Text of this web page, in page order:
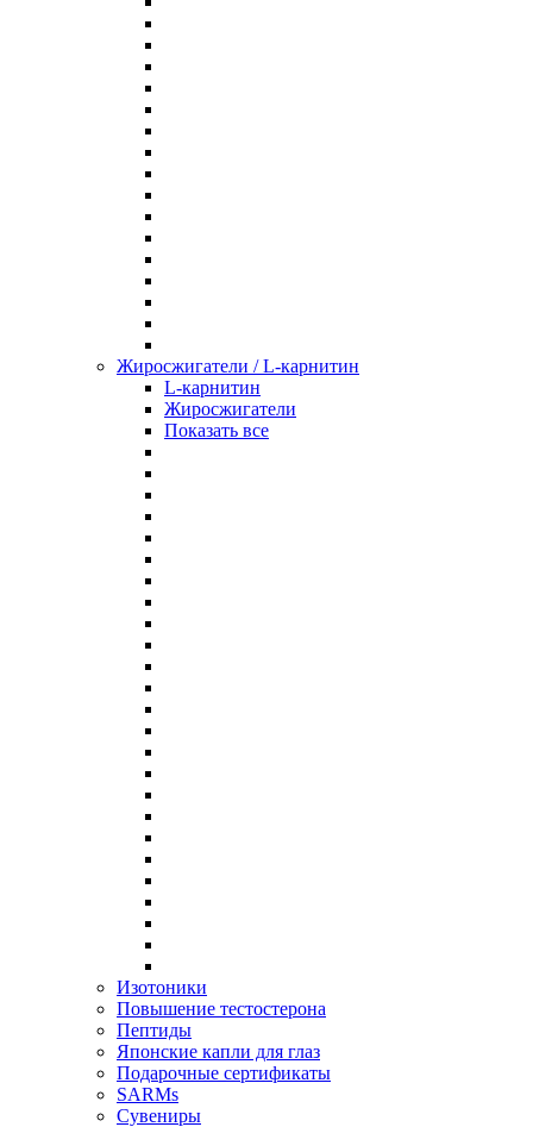
Жиросжигатели / L-карнитин
L-карнитин
Жиросжигатели
Показать все
Изотоники
Повышение тестостерона
Пептиды
Японские капли для глаз
Подарочные сертификаты
SARMs
Сувениры